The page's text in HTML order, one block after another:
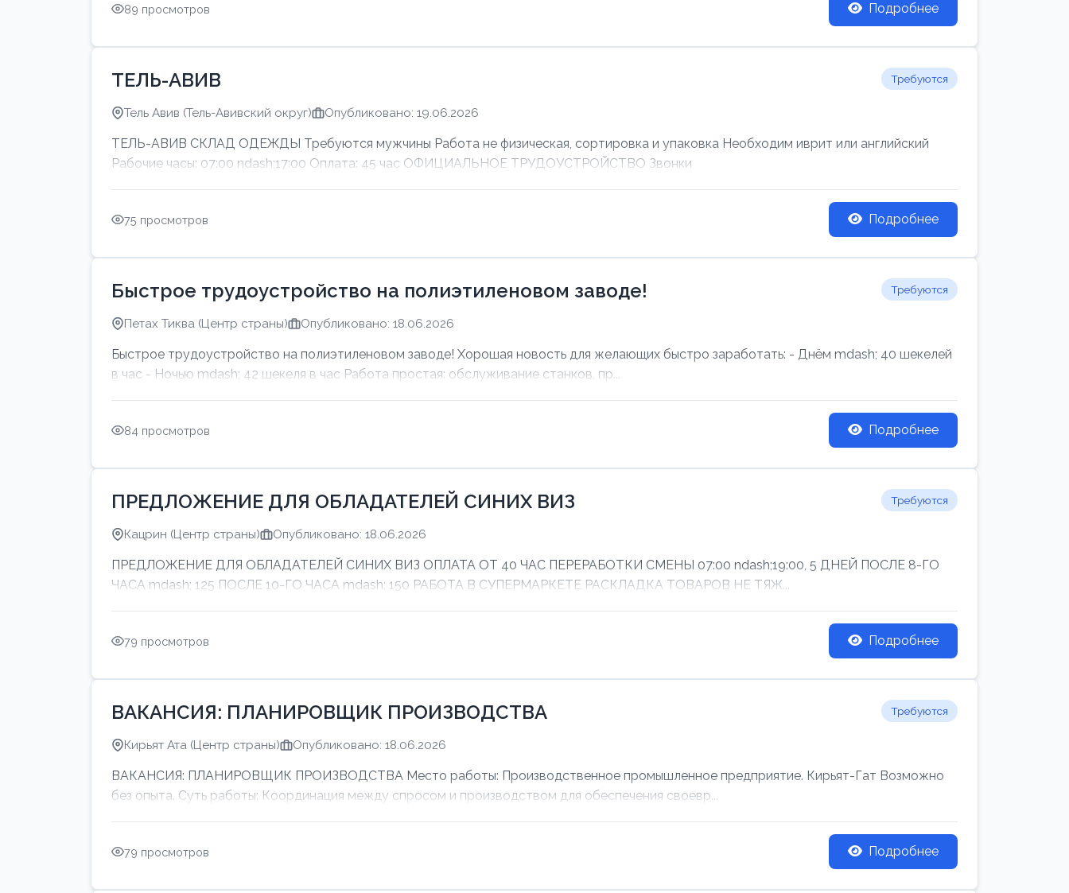
89 просмотров Подробнее
ТЕЛЬ-АВИВ Требуются
Тель Авив (Тель-Авивский округ) Опубликовано: 19.06.2026
ТЕЛЬ-АВИВ СКЛАД ОДЕЖДЫ Требуются мужчины Работа не физическая, сортировка и упаковка Необходим иврит или английский
Рабочие часы: 07:00 ndash;17:00 Оплата: 45 час ОФИЦИАЛЬНОЕ ТРУДОУСТРОЙСТВО Звонки
75 просмотров Подробнее
Быстрое трудоустройство на полиэтиленовом заводе! Требуются
Петах Тиква (Центр страны) Опубликовано: 18.06.2026
Быстрое трудоустройство на полиэтиленовом заводе! Хорошая новость для желающих быстро заработать: - Днём mdash; 40 шекелей
в час - Ночью mdash; 42 шекеля в час Работа простая: обслуживание станков, пр...
84 просмотров Подробнее
ПРЕДЛОЖЕНИЕ ДЛЯ ОБЛАДАТЕЛЕЙ СИНИХ ВИЗ Требуются
Кацрин (Центр страны) Опубликовано: 18.06.2026
ПРЕДЛОЖЕНИЕ ДЛЯ ОБЛАДАТЕЛЕЙ СИНИХ ВИЗ ОПЛАТА ОТ 40 ЧАС ПЕРЕРАБОТКИ СМЕНЫ 07:00 ndash;19:00, 5 ДНЕЙ ПОСЛЕ 8-ГО
ЧАСА mdash; 125 ПОСЛЕ 10-ГО ЧАСА mdash; 150 РАБОТА В СУПЕРМАРКЕТЕ РАСКЛАДКА ТОВАРОВ НЕ ТЯЖ...
79 просмотров Подробнее
ВАКАНСИЯ: ПЛАНИРОВЩИК ПРОИЗВОДСТВА Требуются
Кирьят Ата (Центр страны) Опубликовано: 18.06.2026
ВАКАНСИЯ: ПЛАНИРОВЩИК ПРОИЗВОДСТВА Место работы: Производственное промышленное предприятие. Кирьят-Гат Возможно
без опыта. Суть работы: Координация между спросом и производством для обеспечения своевр...
79 просмотров Подробнее